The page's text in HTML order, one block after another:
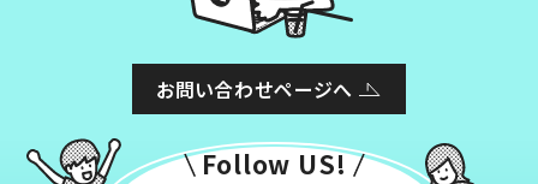
お問い合わせページへ
Follow US!